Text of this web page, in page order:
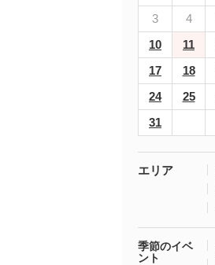
3
4
10
11
17
18
24
25
31
エリア
季節のイベ
ント